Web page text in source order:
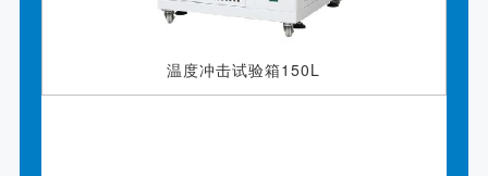
温度冲击试验箱150L